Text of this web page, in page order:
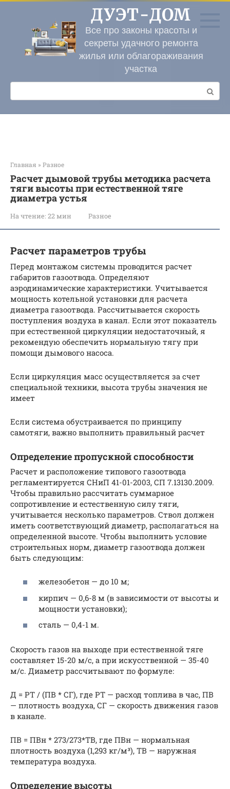
Перейти
контенту
ДУЭТ-ДОМ
Все про законы красоты и
секреты удачного ремонта
жилья или облагораживания
участка
Поиск:
Главная » Разное
Расчет дымовой трубы методика расчета
тяги высоты при естественной тяге
диаметра устья
На чтение: 22 мин Разное
Расчет параметров трубы
Перед монтажом системы проводится расчет
габаритов газоотвода. Определяют
аэродинамические характеристики. Учитывается
мощность котельной установки для расчета
диаметра газоотвода. Рассчитывается скорость
поступления воздуха в канал. Если этот показатель
при естественной циркуляции недостаточный, я
рекомендую обеспечить нормальную тягу при
помощи дымового насоса.
Если циркуляция масс осуществляется за счет
специальной техники, высота трубы значения не
имеет
Если система обустраивается по принципу
самотяги, важно выполнить правильный расчет
Определение пропускной способности
Расчет и расположение типового газоотвода
регламентируется СНиП 41-01-2003, СП 7.13130.2009.
Чтобы правильно рассчитать суммарное
сопротивление и естественную силу тяги,
учитывается несколько параметров. Ствол должен
иметь соответствующий диаметр, располагаться на
определенной высоте. Чтобы выполнить условие
строительных норм, диаметр газоотвода должен
быть следующим:
железобетон — до 10 м;
кирпич — 0,6-8 м (в зависимости от высоты и
мощности установки);
сталь — 0,4-1 м.
Скорость газов на выходе при естественной тяге
составляет 15-20 м/с, а при искусственной — 35-40
м/с. Диаметр рассчитывают по формуле:
Д = РТ / (ПВ * СГ), где РТ — расход топлива в час, ПВ
— плотность воздуха, СГ — скорость движения газов
в канале.
ПВ = ПВн * 273/273*ТВ, где ПВн — нормальная
плотность воздуха (1,293 кг/м³), ТВ — наружная
температура воздуха.
Определение высоты